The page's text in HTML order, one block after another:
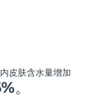
皮肤含水量增加
。
Scalp
Gel
预计送达日期8/8/26